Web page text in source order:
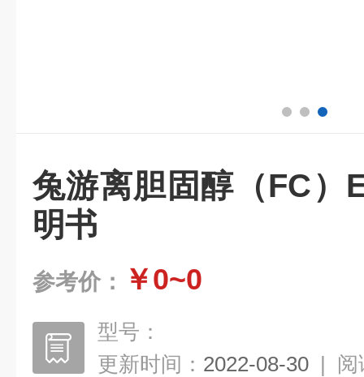
兔游离胆固醇（FC）
明书
参考价： ￥0~0
型号：
更新时间： 2022-08-30 | 阅